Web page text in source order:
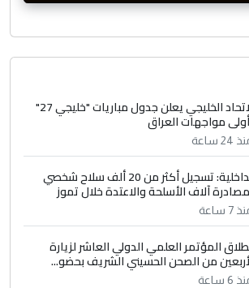
الاتحاد الخليجي يعلن جدول مباريات "خليجي 27"
مواجهات العراق
24 ساعة
الداخلية: تسجيل أكثر من 20 ألف سلاح شخصي
آلاف الأسلحة والاعتدة خلال تموز
7 ساعة
المؤتمر العلمي الدولي العاشر لزيارة
من الصحن الحسيني الشريف بحضو...
6 ساعة